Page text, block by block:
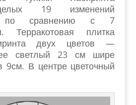
19 изменений
по сравнению с 7
Терракотовая плитка
двух цветов —
светлый 23 см шире
9см. В центре цветочный